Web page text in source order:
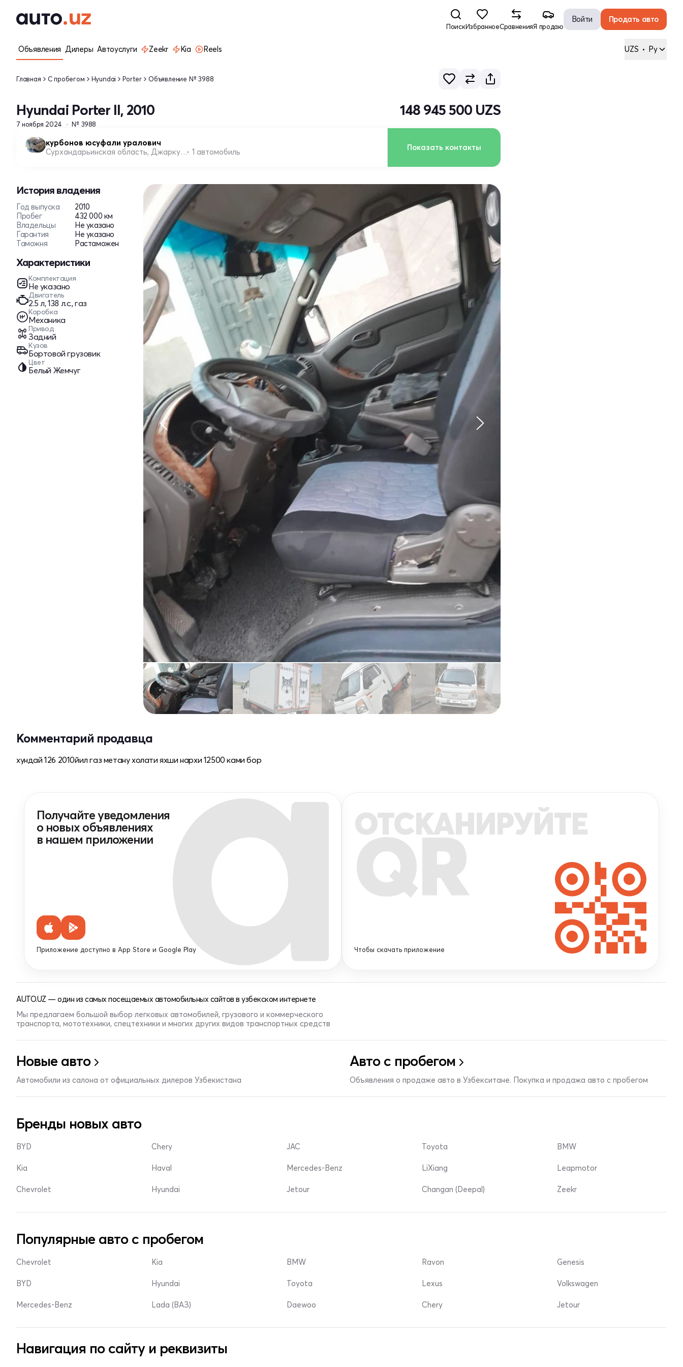
ПоискИзбранноеСравненияЯ продаю
Войти Продать авто
Объявления Дилеры Автоуслуги Zeekr Kia Reels UZS • Ру
Главная С пробегом Hyundai Porter Объявление № 3988
Hyundai Porter II, 2010
7 ноября 2024 № 3988
148 945 500 UZS
курбонов юсуфали уралович
Сурхандарьинская область, Джаркурганский район 1 автомобиль Показать контакты
История владения
Год выпуска
2010
Пробег
432 000 км
Владельцы
Не указано
Гарантия
Не указано
Таможня
Растаможен
Характеристики
Комплектация
Не указано
Двигатель
2.5 л, 138 л.с., газ
Коробка
Механика
Привод
Задний
Кузов
Бортовой грузовик
Цвет
Белый Жемчуг
Комментарий продавца
хундай 126 2010йил газ метану холати яхши нархи 12500 ками бор
Получайте уведомления
о новых объявлениях
в нашем приложении
Приложение доступно в App Store и Google Play
ОТСКАНИРУЙТЕ
QR
Чтобы скачать приложение
AUTO.UZ — один из самых посещаемых автомобильных сайтов в узбекском интернете
Мы предлагаем большой выбор легковых автомобилей, грузового и коммерческого
транспорта, мототехники, спецтехники и многих других видов транспортных средств
Новые авто
Автомобили из салона от официальных дилеров Узбекистана
Авто с пробегом
Объявления о продаже авто в Узбекситане. Покупка и продажа авто с пробегом
Бренды новых авто
BYD
Kia
Chevrolet
Chery
Haval
Hyundai
JAC
Mercedes-Benz
Jetour
Toyota
LiXiang
Changan (Deepal)
BMW
Leapmotor
Zeekr
Популярные авто с пробегом
Chevrolet
BYD
Mercedes-Benz
Kia
Hyundai
Lada (ВАЗ)
BMW
Toyota
Daewoo
Ravon
Lexus
Chery
Genesis
Volkswagen
Jetour
Навигация по сайту и реквизиты